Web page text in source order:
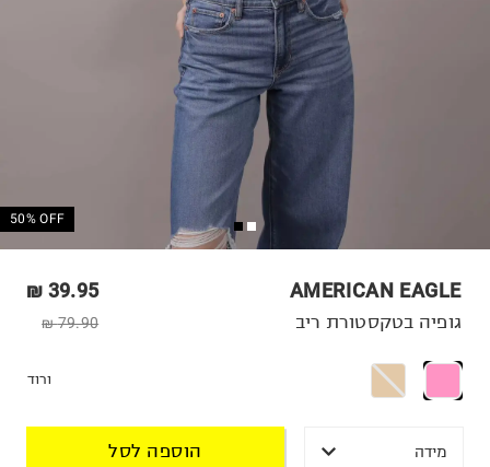
50% OFF
AMERICAN EAGLE
39.95 ₪
79.90 ₪ גופיה בטקסטורת ריב
ורוד
מידה הוספה לסל